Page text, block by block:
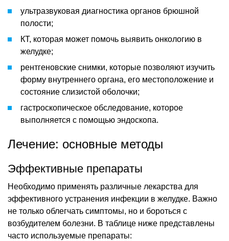
ультразвуковая диагностика органов брюшной
полости;
КТ, которая может помочь выявить онкологию в
желудке;
рентгеновские снимки, которые позволяют изучить
форму внутреннего органа, его местоположение и
состояние слизистой оболочки;
гастроскопическое обследование, которое
выполняется с помощью эндоскопа.
Лечение: основные методы
Эффективные препараты
Необходимо применять различные лекарства для
эффективного устранения инфекции в желудке. Важно
не только облегчать симптомы, но и бороться с
возбудителем болезни. В таблице ниже представлены
часто используемые препараты: